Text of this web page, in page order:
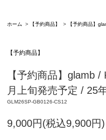
ホーム > 【予約商品】 > 【予約商品】
【予約商品】
【予約商品】glamb
月上旬発売予定 / 25
GLM26SP-GB0126-CS12
9,000円(税込9,900円)